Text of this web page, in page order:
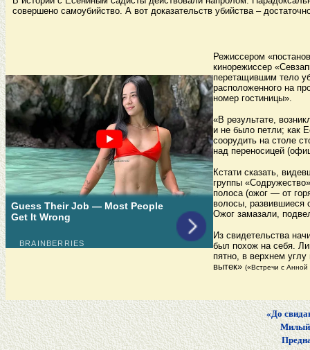
совершено самоубийство. А вот доказательств убийства –
Режиссером
кинорежиссер
перетащившим тело
расположенного на
номер гостиницы».
«В результате,
и не было петли; как
соорудить на столе
над переносицей
Кстати сказать,
группы
полоса (ожог — от
волосы, развившиеся
Ожог замазали,
Из свидетельства
был похож на себя.
пятно, в верхнем
вытек» («Встречи с
«До
Милый